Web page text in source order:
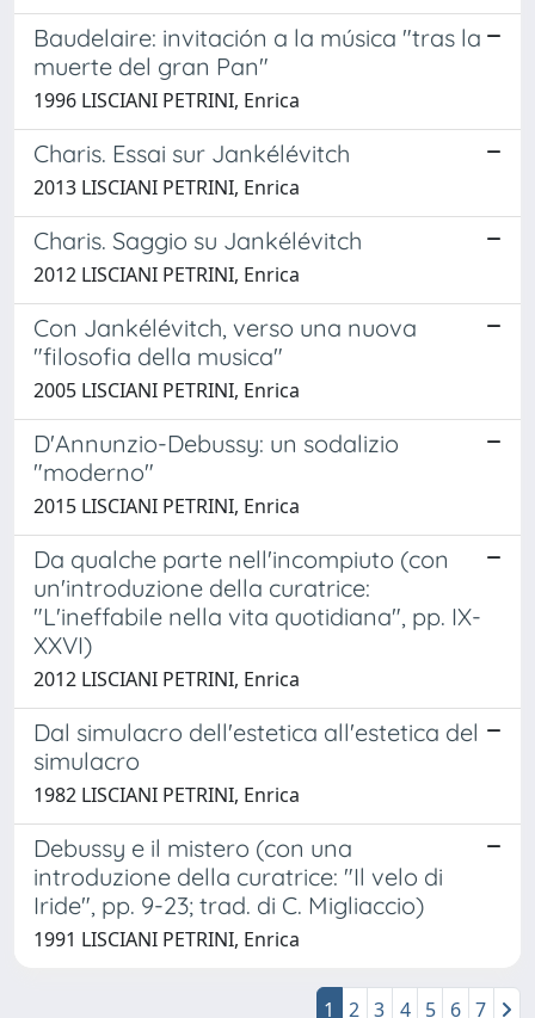
Baudelaire: invitación a la música "tras la
muerte del gran Pan"
1996 LISCIANI PETRINI, Enrica
Charis. Essai sur Jankélévitch
2013 LISCIANI PETRINI, Enrica
Charis. Saggio su Jankélévitch
2012 LISCIANI PETRINI, Enrica
Con Jankélévitch, verso una nuova
"filosofia della musica"
2005 LISCIANI PETRINI, Enrica
D'Annunzio-Debussy: un sodalizio
"moderno"
2015 LISCIANI PETRINI, Enrica
Da qualche parte nell'incompiuto (con
un'introduzione della curatrice:
"L'ineffabile nella vita quotidiana", pp. IX-
XXVI)
2012 LISCIANI PETRINI, Enrica
Dal simulacro dell'estetica all'estetica del
simulacro
1982 LISCIANI PETRINI, Enrica
Debussy e il mistero (con una
introduzione della curatrice: "Il velo di
Iride", pp. 9-23; trad. di C. Migliaccio)
1991 LISCIANI PETRINI, Enrica
1 2 3 4 5 6 7